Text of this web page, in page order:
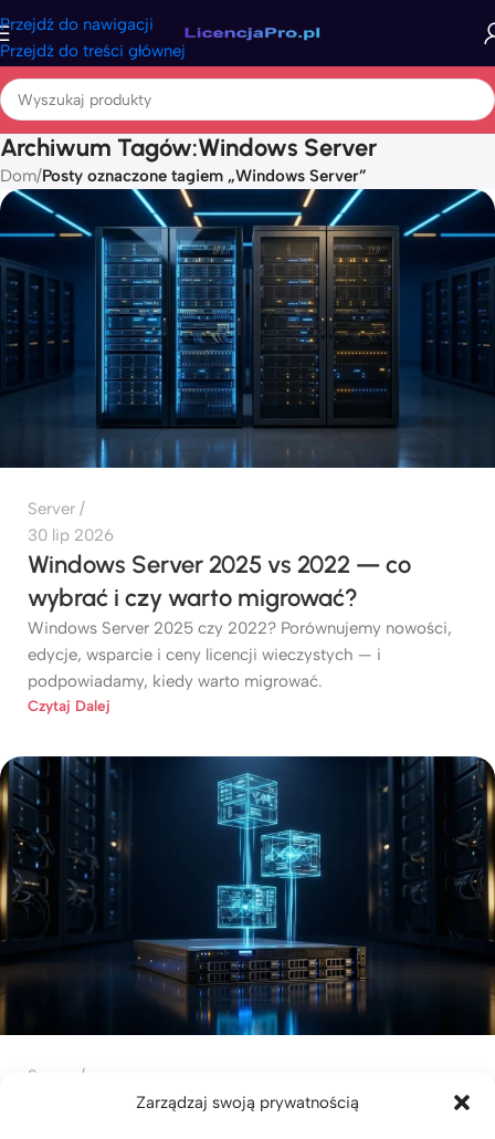
Zarządzaj swoją prywatnością
Przejdź do nawigacji
Przejdź do treści głównej
Archiwum Tagów:Windows Server
Dom/Posty oznaczone tagiem „Windows Server”
Server
30 lip 2026
Windows Server 2025 vs 2022 — co
wybrać i czy warto migrować?
Windows Server 2025 czy 2022? Porównujemy nowości,
edycje, wsparcie i ceny licencji wieczystych — i
podpowiadamy, kiedy warto migrować.
Czytaj Dalej
Server